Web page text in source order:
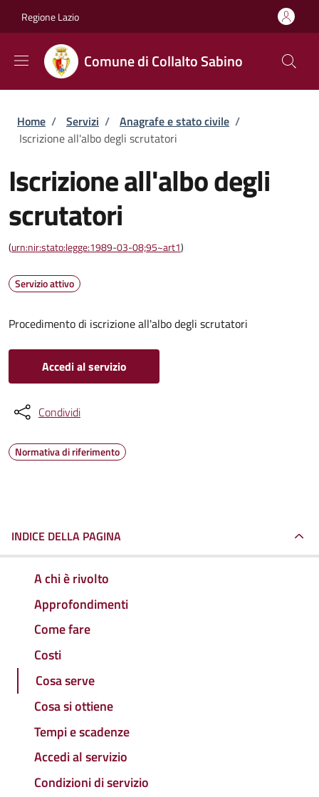
Regione Lazio
Comune di Collalto Sabino
Briciole di pane
Home / Servizi / Anagrafe e stato civile /
Iscrizione all'albo degli scrutatori
Iscrizione all'albo degli
scrutatori
(urn:nir:stato:legge:1989-03-08;95~art1)
Servizio attivo
Procedimento di iscrizione all'albo degli scrutatori
Accedi al servizio
Condividi
Normativa di riferimento
INDICE DELLA PAGINA
A chi è rivolto
Approfondimenti
Come fare
Costi
Cosa serve
Cosa si ottiene
Tempi e scadenze
Accedi al servizio
Condizioni di servizio